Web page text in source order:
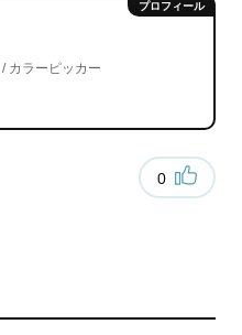
カラーピッカー
0